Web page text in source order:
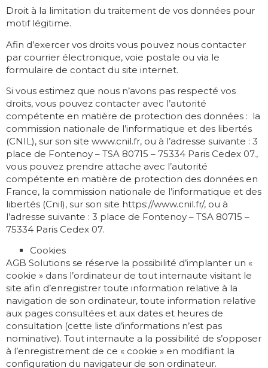
Droit à la limitation du traitement de vos données pour
motif légitime.
Afin d’exercer vos droits vous pouvez nous contacter
par courrier électronique, voie postale ou via le
formulaire de contact du site internet.
Si vous estimez que nous n’avons pas respecté vos
droits, vous pouvez contacter avec l’autorité
compétente en matière de protection des données : la
commission nationale de l’informatique et des libertés
(CNIL), sur son site www.cnil.fr, ou à l’adresse suivante : 3
place de Fontenoy – TSA 80715 – 75334 Paris Cedex 07.,
vous pouvez prendre attache avec l’autorité
compétente en matière de protection des données en
France, la commission nationale de l’informatique et des
libertés (Cnil), sur son site https://www.cnil.fr/, ou à
l’adresse suivante : 3 place de Fontenoy – TSA 80715 –
75334 Paris Cedex 07.
Cookies
AGB Solutions se réserve la possibilité d’implanter un «
cookie » dans l’ordinateur de tout internaute visitant le
site afin d’enregistrer toute information relative à la
navigation de son ordinateur, toute information relative
aux pages consultées et aux dates et heures de
consultation (cette liste d’informations n’est pas
nominative). Tout internaute a la possibilité de s’opposer
à l’enregistrement de ce « cookie » en modifiant la
configuration du navigateur de son ordinateur.